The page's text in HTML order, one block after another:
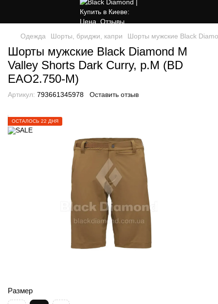
Одежда Шорты, бриджи, капри Шорты мужские Black
Шорты мужские Black Diamond M
Valley Shorts Dark Curry, р.M (BD
EAO2.750-M)
Артикул: 793661345978 Оставить отзыв
ОСТАЛОСЬ 22 ДНЯ
Размер